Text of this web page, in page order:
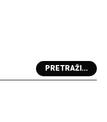
PRETRAŽI...